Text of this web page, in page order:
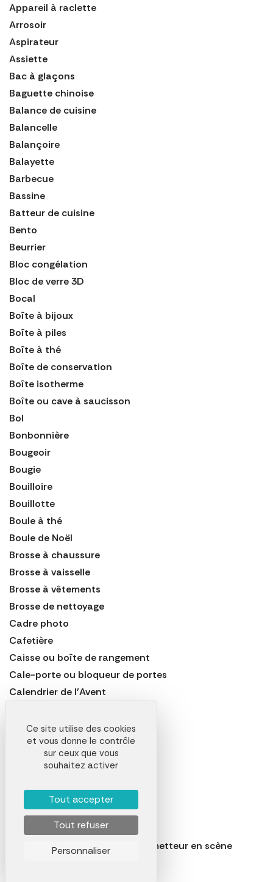
Appareil à raclette
Arrosoir
Aspirateur
Assiette
Bac à glaçons
Baguette chinoise
Balance de cuisine
Balancelle
Balançoire
Balayette
Barbecue
Bassine
Batteur de cuisine
Bento
Beurrier
Bloc congélation
Bloc de verre 3D
Bocal
Boîte à bijoux
Boîte à piles
Boîte à thé
Boîte de conservation
Boîte isotherme
Boîte ou cave à saucisson
Bol
Bonbonnière
Bougeoir
Bougie
Bouilloire
Bouillotte
Boule à thé
Boule de Noël
Brosse à chaussure
Brosse à vaisselle
Brosse à vêtements
Brosse de nettoyage
Cadre photo
Cafetière
Caisse ou boîte de rangement
Cale-porte ou bloqueur de portes
Calendrier de l'Avent
Carafe
Casse-noix
Cave à vin électrique
Centrifugeuse
Chaise
Chaise de jardin
Chaise réalisateur ou fauteuil metteur en scène
Ce site utilise des cookies
et vous donne le contrôle
sur ceux que vous
souhaitez activer
Tout accepter
Tout refuser
Personnaliser